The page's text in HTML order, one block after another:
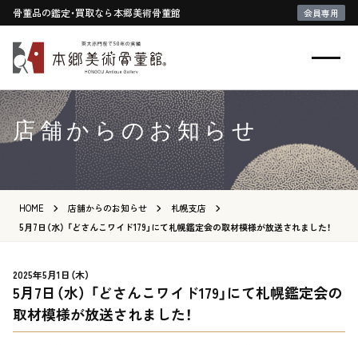
骨董品の鑑定・買取なら本郷美術骨董館 会員専用
店舗からのお知らせ
HOME 店舗からのお知らせ
札幌支店
5月7日（水） 「どさんこワイド179」にて札幌鑑定会の取材模様が放送されました！
2025年5月1日（木）
5月7日（水） 「どさんこワイド179」にて札幌鑑定会の
取材模様が放送されました！